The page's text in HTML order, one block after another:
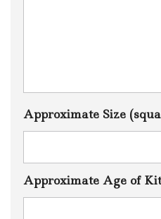
Approximate Size
Approximate Age of